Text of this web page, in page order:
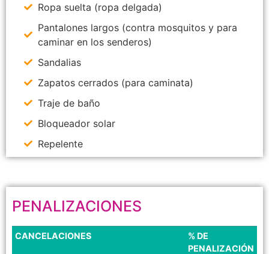
Ropa suelta (ropa delgada)
Pantalones largos (contra mosquitos y para
caminar en los senderos)
Sandalias
Zapatos cerrados (para caminata)
Traje de baño
Bloqueador solar
Repelente
PENALIZACIONES
CANCELACIONES
% DE
PENALIZACIÓN